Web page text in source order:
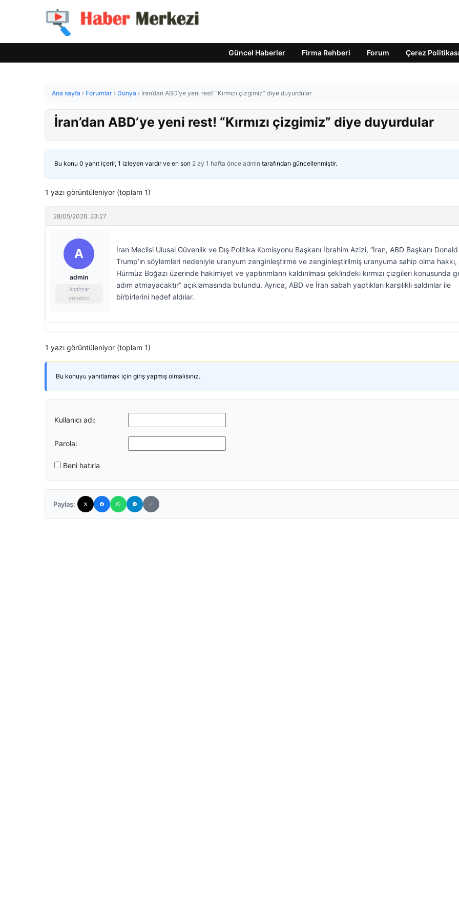
Güncel Haberler Firma Rehberi Forum Çerez Politikası
Ana sayfa › Forumlar › Dünya › İran’dan ABD’ye yeni rest! “Kırmızı çizgimiz” diye duyurdular
İran’dan ABD’ye yeni rest! “Kırmızı çizgimiz” diye duyurdular
Bu konu 0 yanıt içerir, 1 izleyen vardır ve en son 2 ay 1 hafta önce admin tarafından güncellenmiştir.
1 yazı görüntüleniyor (toplam 1)
28/05/2026: 23:27
A
admin
Anahtar
yönetici
İran Meclisi Ulusal Güvenlik ve Dış Politika Komisyonu Başkanı İbrahim Azizi, “İran, ABD Başkanı Donald
Trump’ın söylemleri nedeniyle uranyum zenginleştirme ve zenginleştirilmiş uranyuma sahip olma hakkı,
Hürmüz Boğazı üzerinde hakimiyet ve yaptırımların kaldırılması şeklindeki kırmızı çizgileri konusunda
adım atmayacaktır” açıklamasında bulundu. Ayrıca, ABD ve İran sabah yaptıkları karşılıklı saldırılar ile
birbirlerini hedef aldılar.
1 yazı görüntüleniyor (toplam 1)
Bu konuyu yanıtlamak için giriş yapmış olmalısınız.
Kullanıcı adı:
Parola:
Beni hatırla
Paylaş: